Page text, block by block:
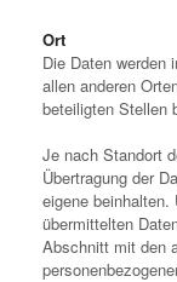
Ort
Die Daten werden
allen anderen
beteiligten Stellen
Je nach Standort
Übertragung der
eigene beinhalten.
übermittelten
Abschnitt mit den